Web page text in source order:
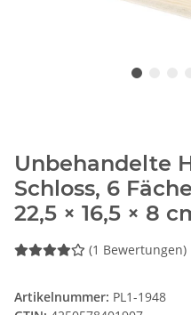
Unbehandelte
Schloss, 6
22,5 × 16,5 × 8
(1 Bewertungen)
Artikelnummer: PL1-1948